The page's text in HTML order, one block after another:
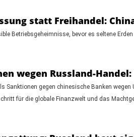
statt Freihandel:
Betriebsgeheimnisse, bevor es seltene
wegen Russland-
Sanktionen gegen chinesische Banken
für die globale Finanzwelt und das